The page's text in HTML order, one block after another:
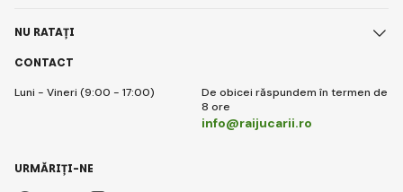
CONTACT
Luni - Vineri (9:00 - 17:00)
De obicei răspundem în termen de
8 ore
info@raijucarii.ro
NU RATAȚI
URMĂRIȚI-NE